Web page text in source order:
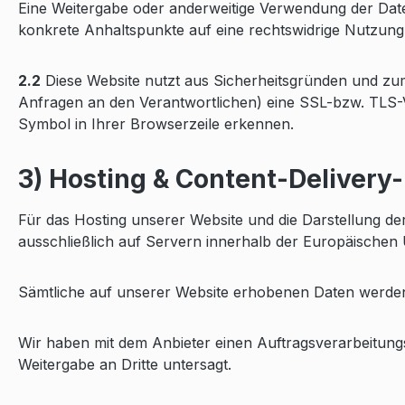
Eine Weitergabe oder anderweitige Verwendung der
konkrete Anhaltspunkte auf eine rechtswidrige
2.2 Diese Website nutzt aus Sicherheitsgründen und
Anfragen an den Verantwortlichen) eine SSL-bzw.
Symbol in Ihrer Browserzeile erkennen.
3) Hosting & Content-
Für das Hosting unserer Website und die Darstellung
ausschließlich auf Servern innerhalb der Europäischen
Sämtliche auf unserer Website erhobenen Daten
Wir haben mit dem Anbieter einen
Weitergabe an Dritte untersagt.